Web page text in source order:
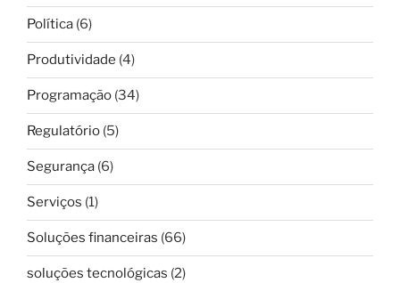
Política (6)
Produtividade (4)
Programação (34)
Regulatório (5)
Segurança (6)
Serviços (1)
Soluções financeiras (66)
soluções tecnológicas (2)